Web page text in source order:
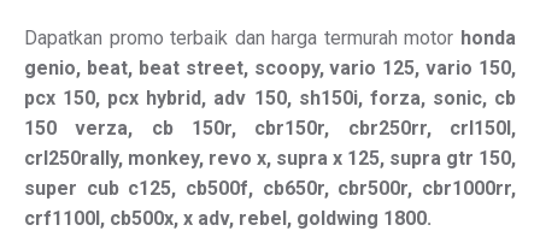
Dapatkan promo terbaik dan harga termurah motor honda
genio, beat, beat street, scoopy, vario 125, vario 150,
pcx 150, pcx hybrid, adv 150, sh150i, forza, sonic, cb
150 verza, cb 150r, cbr150r, cbr250rr, crl150l,
crl250rally, monkey, revo x, supra x 125, supra gtr 150,
super cub c125, cb500f, cb650r, cbr500r, cbr1000rr,
crf1100l, cb500x, x adv, rebel, goldwing 1800.